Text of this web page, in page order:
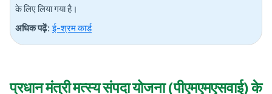
के लिए लिया गया है।
अधिक पढ़ें: ई-श्रम कार्ड
प्रधान मंत्री मत्स्य संपदा योजना (पीएमएमएसवाई) के